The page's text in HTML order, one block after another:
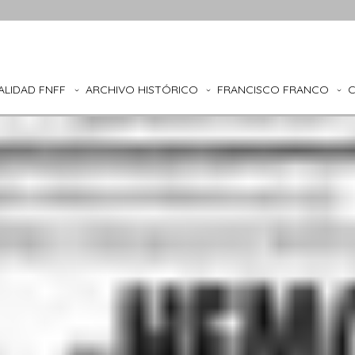
FNFF ARCHIVO HISTÓRICO FRANCISCO FRANCO